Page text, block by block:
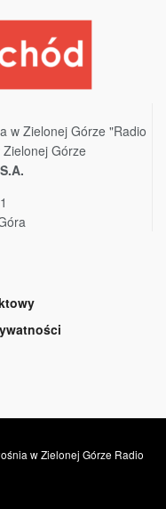
w Zielonej Górze "Radio
Górze
w Zielonej Górze Radio